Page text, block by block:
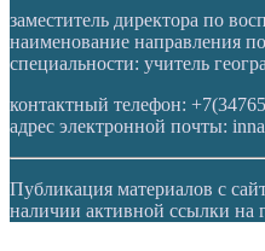
заместитель директора по
наименование направления
специальности: учитель
контактный телефон:
адрес электронной почты:
Публикация материалов с
наличии активной ссылки на